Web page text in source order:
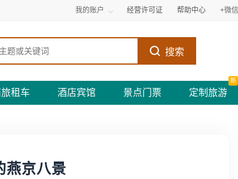
我的账户 经营许可证 帮助中心 +微信
搜索
租车 酒店宾馆 景点门票 定制旅游
新
燕京八景